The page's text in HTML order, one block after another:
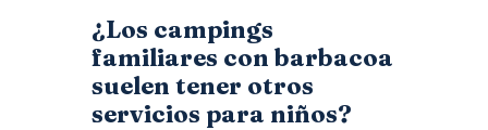
¿Los campings
familiares con barbacoa
suelen tener otros
servicios para niños?